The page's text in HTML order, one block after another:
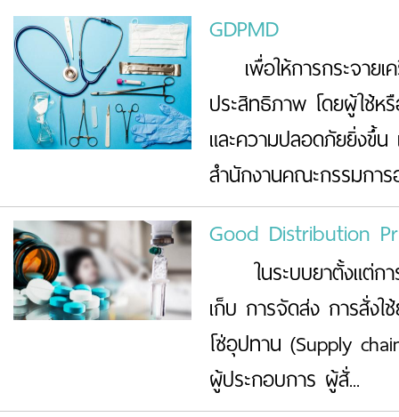
GDPMD
เพื่อให้การกระจายเ
ประสิทธิภาพ โดยผู้ใช้
และความปลอดภัยยิ่งขึ้น
สำนักงานคณะกรรมการ
Good Distribution
ในระบบยาตั้งแต่กา
เก็บ การจัดส่ง การสั่งใ
โซ่อุปทาน (Supply
ผู้ประกอบการ ผู้สั่...